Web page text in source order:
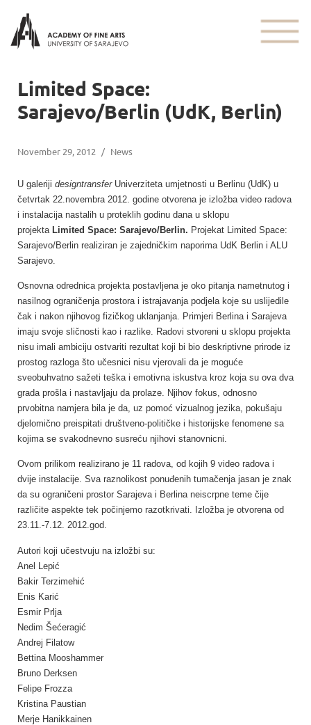
Limited Space:
Sarajevo/Berlin (UdK, Berlin)
November 29, 2012 / News
U galeriji designtransferUniverziteta umjetnosti u Berlinu (UdK) u
četvrtak 22.novembra 2012. godine otvorena je izložba video radova
i instalacija nastalih u proteklih godinu dana u sklopu
projekta Limited Space: Sarajevo/Berlin. Projekat Limited Space:
Sarajevo/Berlin realiziran je zajedničkim naporima UdK Berlin i ALU
Sarajevo.
Osnovna odrednica projekta postavljena je oko pitanja nametnutog i
nasilnog ograničenja prostora i istrajavanja podjela koje su uslijedile
čak i nakon njihovog fizičkog uklanjanja. Primjeri Berlina i Sarajeva
imaju svoje sličnosti kao i razlike. Radovi stvoreni u sklopu projekta
nisu imali ambiciju ostvariti rezultat koji bi bio deskriptivne prirode iz
prostog razloga što učesnici nisu vjerovali da je moguće
sveobuhvatno sažeti teška i emotivna iskustva kroz koja su ova dva
grada prošla i nastavljaju da prolaze. Njihov fokus, odnosno
prvobitna namjera bila je da, uz pomoć vizualnog jezika, pokušaju
djelomično preispitati društveno-političke i historijske fenomene sa
kojima se svakodnevno susreću njihovi stanovnicni.
Ovom prilikom realizirano je 11 radova, od kojih 9 video radova i
dvije instalacije. Sva raznolikost ponuđenih tumačenja jasan je znak
da su ograničeni prostor Sarajeva i Berlina neiscrpne teme čije
različite aspekte tek počinjemo razotkrivati. Izložba je otvorena od
23.11.-7.12. 2012.god.
Autori koji učestvuju na izložbi su:
Anel Lepić
Bakir Terzimehić
Enis Karić
Esmir Prlja
Nedim Šećeragić
Andrej Filatow
Bettina Mooshammer
Bruno Derksen
Felipe Frozza
Kristina Paustian
Merje Hanikkainen